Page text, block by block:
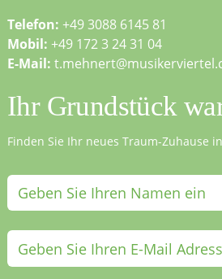
Telefon: +49 3088 6145 81
Mobil: +49 172 3 24 31 04
E-Mail:
Ihr Grundstück
Finden Sie Ihr neues Traum-Zuhause